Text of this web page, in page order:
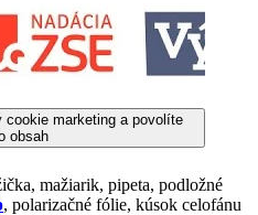
cookie marketing a povolíte
obsah
mažiarik, pipeta, podložné
, polarizačné fólie, kúsok celofánu